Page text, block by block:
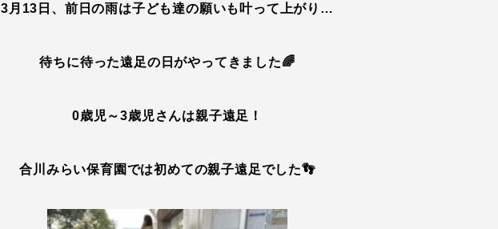
3月13日、前日の雨は子ども達の願いも叶って上がり…
待ちに待った遠足の日がやってきました🌈
0歳児～3歳児さんは親子遠足！
合川みらい保育園では初めての親子遠足でした👣